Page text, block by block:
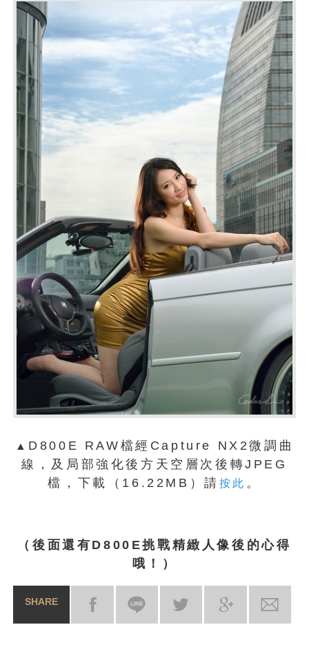
▲ D800E RAW檔經Capture NX2微調曲
線，及局部強化後方天空層次後轉JPEG
檔，下載（16.22MB）請 按此 。
（後面還有D800E挑戰精緻人像後的心得
哦！）
SHARE